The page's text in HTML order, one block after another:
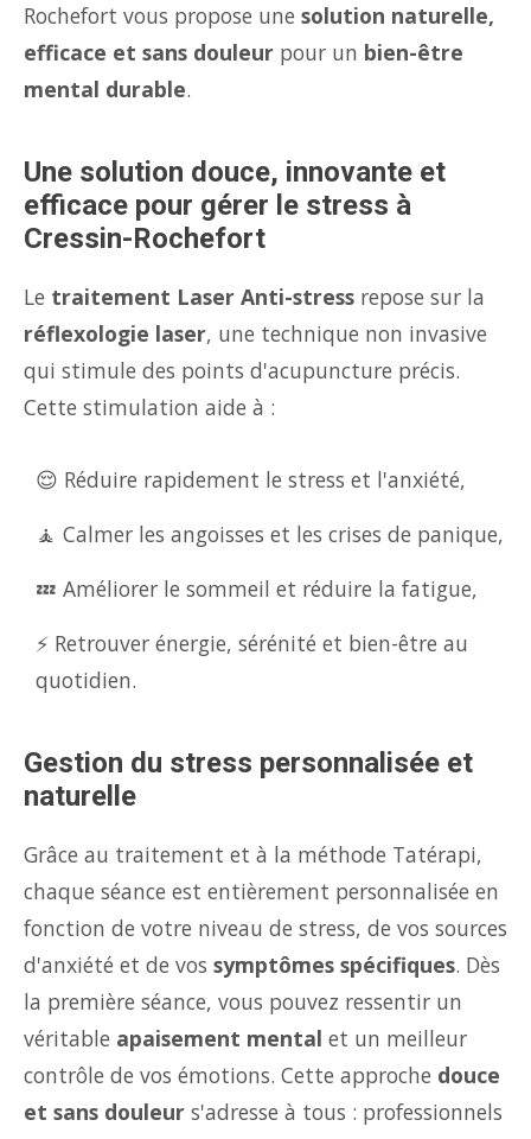
Rochefort vous propose une solution naturelle,
efficace et sans douleur pour un bien-être
mental durable.
Une solution douce, innovante et
efficace pour gérer le stress à
Cressin-Rochefort
Le traitement Laser Anti-stress repose sur la
réflexologie laser, une technique non invasive
qui stimule des points d'acupuncture précis.
Cette stimulation aide à :
😌 Réduire rapidement le stress et l'anxiété,
🧘 Calmer les angoisses et les crises de panique,
💤 Améliorer le sommeil et réduire la fatigue,
⚡ Retrouver énergie, sérénité et bien-être au
quotidien.
Gestion du stress personnalisée et
naturelle
Grâce au traitement et à la méthode Tatérapi,
chaque séance est entièrement personnalisée en
fonction de votre niveau de stress, de vos sources
d'anxiété et de vos symptômes spécifiques. Dès
la première séance, vous pouvez ressentir un
véritable apaisement mental et un meilleur
contrôle de vos émotions. Cette approche douce
et sans douleur s'adresse à tous : professionnels